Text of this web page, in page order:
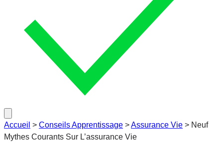
Accueil > Conseils Apprentissage >Assurance Vie > Neuf
Mythes Courants Sur L’assurance Vie